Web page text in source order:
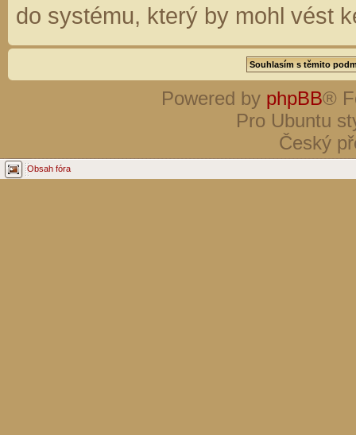
do systému, který by mohl vést
Powered by phpBB®
Pro Ubuntu
Český
Obsah fóra